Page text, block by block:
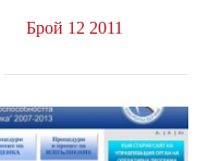
Брой 12 2011